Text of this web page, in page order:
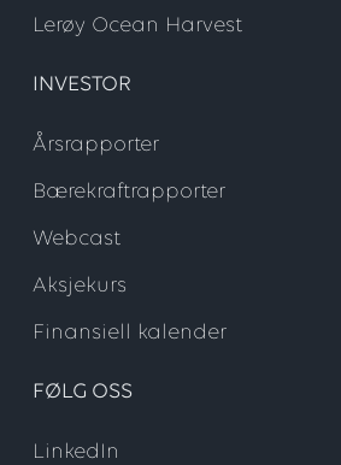
Lerøy Ocean Harvest
INVESTOR
Årsrapporter
Bærekraftrapporter
Webcast
Aksjekurs
Finansiell kalender
FØLG OSS
LinkedIn